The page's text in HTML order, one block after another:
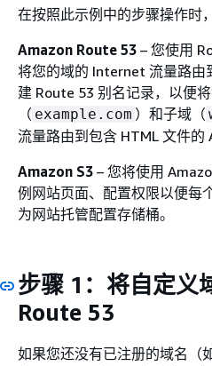
在按照此示例中的步骤操作时
Amazon Route 53 – 您使用
将您的域的 Internet 流量路由
建 Route 53 别名记录，以便
（ example.com ）和子域（
流量路由到包含 HTML 文件的
Amazon S3 – 您将使用
例网站页面、配置权限以便每
为网站托管配置存储桶。
步骤 1：将自定义
Route 53
如果您还没有已注册的域名（